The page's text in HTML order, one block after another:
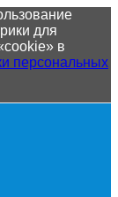
для
в
персональных